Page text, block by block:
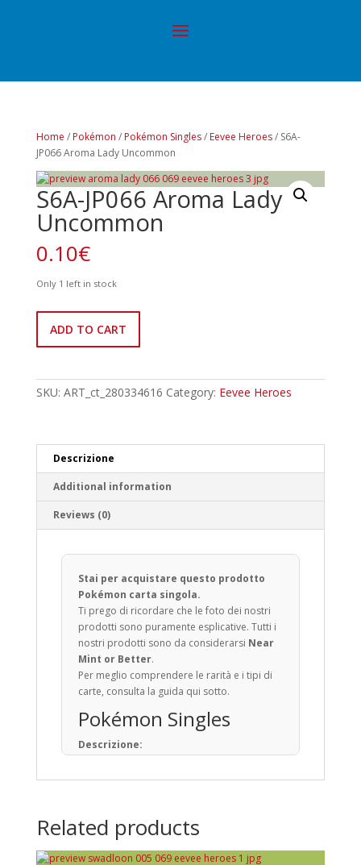
Home / Pokémon / Pokémon Singles/ Eevee Heroes/ S6A-
JP066 Aroma Lady Uncommon
S6A-JP066 Aroma Lady
Uncommon
0.10€
Only 1 left in stock
JP066
Aroma
Uncommon
quantity
ADD TO CART
SKU: ART_ct_280334616 Category: Eevee Heroes
Descrizione
Additional information
Reviews (0)
Stai per acquistare questo prodotto
Pokémon carta singola.
Ti prego di ricordare che le foto dei nostri
prodotti sono puramente esplicative. Tutti i
nostri prodotti sono da considerarsi Near
Mint or Better.
Per meglio comprendere le rarità e i tipi di
carte, consulta la guida qui sotto.
Pokémon Singles
Descrizione:
giapponese: ポケモンカードゲーム) è un
Pokémon.
Pubblicato per la prima volta in Giappone
nell’ottobre del 1996, ad oggi sono state
Related products